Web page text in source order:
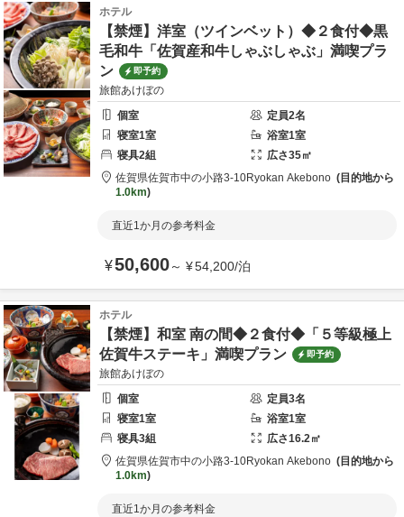
ホテル
【禁煙】洋室（ツインベット）◆２食付◆黒
毛和牛「佐賀産和牛しゃぶしゃぶ」満喫プラ
ン
即予約
旅館あけぼの
個室
定員2名
寝室1室 浴室1室
寝具2組 広さ35㎡
佐賀県佐賀市中の小路3-10Ryokan Akebono
目的地から
1.0km
直近1か月の参考料金
¥50,600～ ¥54,200/泊
ホテル
【禁煙】和室 南の間◆２食付◆「５等級極上
佐賀牛ステーキ」満喫プラン
即予約
旅館あけぼの
個室
定員3名
寝室1室 浴室1室
寝具3組 広さ16.2㎡
佐賀県佐賀市中の小路3-10Ryokan Akebono
目的地から
1.0km
直近1か月の参考料金